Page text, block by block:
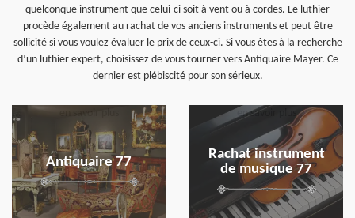
quelconque instrument que celui-ci soit à vent ou à cordes. Le luthier
procède également au rachat de vos anciens instruments et peut être
sollicité si vous voulez évaluer le prix de ceux-ci. Si vous êtes à la recherche
d’un luthier expert, choisissez de vous tourner vers Antiquaire Mayer. Ce
dernier est plébiscité pour son sérieux.
Antiquaire 77
en savoir plus
Rachat instrument
de musique 77
en savoir plus